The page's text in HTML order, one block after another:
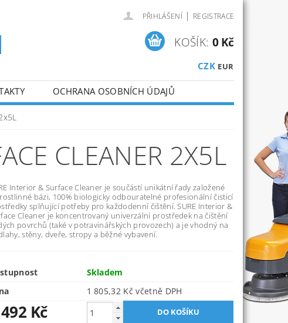
PŘIHLÁŠENÍ | REGISTRACE
CZK EUR
KOŠÍK: 0 Kč
OCHRANA OSOBNÍCH ÚDAJŮ
CLEANER 2X5L
Interior & Surface Cleaner je součástí unikátní řady založené
bázi, 100% biologicky odbouratelné profesionální čisticí
splňující potřeby pro každodenní čištění. SURE Interior &
Cleaner je koncentrovaný univerzální prostředek na čištění
povrchů (také v potravinářských provozech) a je vhodný na
stěny, dveře, stropy a běžné vybavení.
Skladem
1 805,32 Kč včetně DPH
Kč